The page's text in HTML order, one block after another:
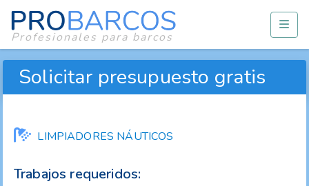
Profesionales para barcos
Solicitar presupuesto gratis
LIMPIADORES NÁUTICOS
Trabajos requeridos: